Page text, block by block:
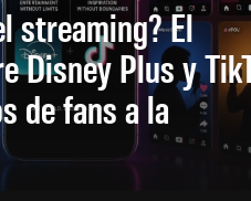
streaming? El
Disney Plus y
de fans a la